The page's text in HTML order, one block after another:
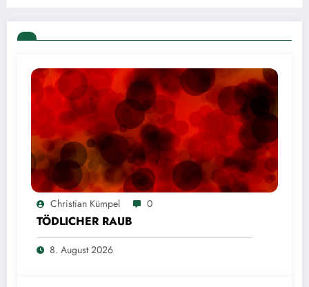
Christian Kümpel 0
TÖDLICHER RAUB
8. August 2026